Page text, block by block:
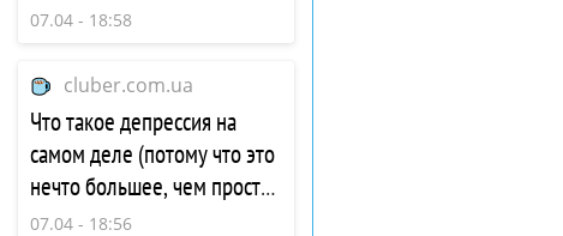
07.04 - 18:58
cluber.com.ua
Что такое депрессия на
самом деле (потому что это
нечто большее, чем просто
печаль)
07.04 - 18:56